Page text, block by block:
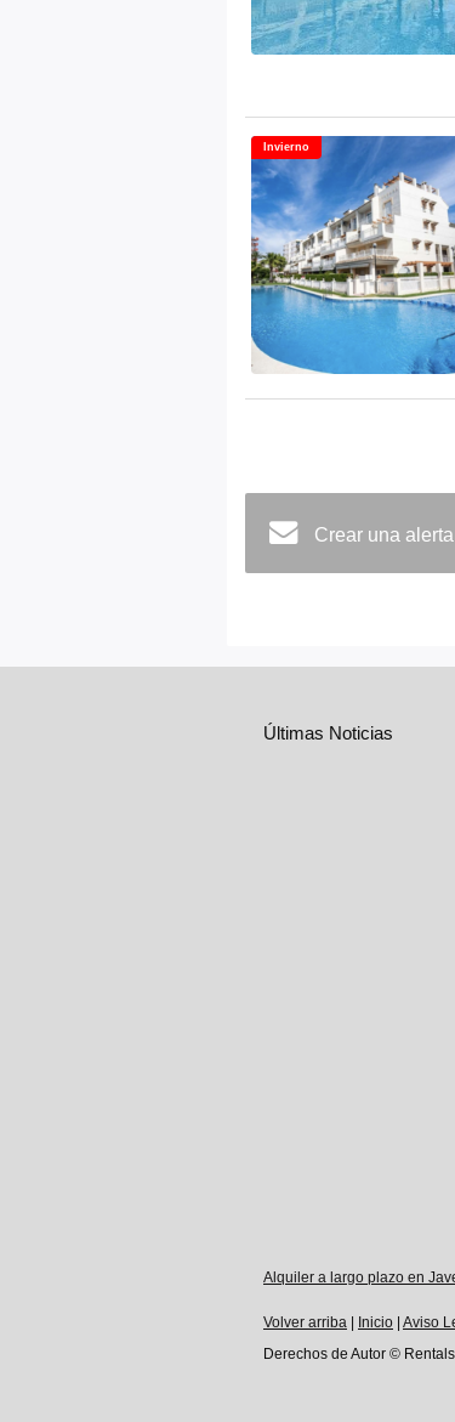
Invierno
Crear una
Últimas Noticias
Alquiler a largo plazo en
Volver arriba Inicio Aviso
Derechos de Autor ©